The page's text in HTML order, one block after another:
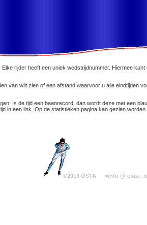
rijder heeft een uniek wedstrijdnummer. Hiermee
van wilt zien of een afstand waarvoor u alle eindtijden
Is de tijd een baanrecord, dan wordt deze met een
in een link. Op de statistieken pagina kan gezien
©2016 OSTA <info @ osta .